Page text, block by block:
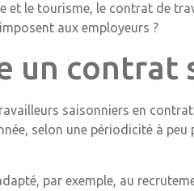
et le tourisme, le contrat de
aux employeurs ?
un contrat
saisonniers en
selon une périodicité à
par exemple, au